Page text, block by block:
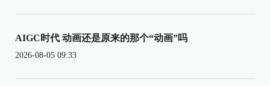
AIGC时代 动画还是原来的那个“动画”吗
2026-08-05 09:33